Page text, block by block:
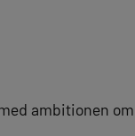
ambitionen